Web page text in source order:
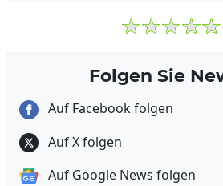
Folgen Sie
Auf Facebook folgen
Auf X folgen
Auf Google News folgen